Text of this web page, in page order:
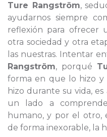
Ture Rangström,
ayudarnos siempre
reflexión para ofrecer
otra sociedad y otra
las nuestras. Intentar
Rangström, porqué
forma en que lo hizo
hizo durante su vida,
un lado a
humano, y por el otro,
de forma inexorable, la